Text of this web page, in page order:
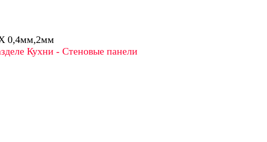
0,4мм,2мм
Кухни - Стеновые панели